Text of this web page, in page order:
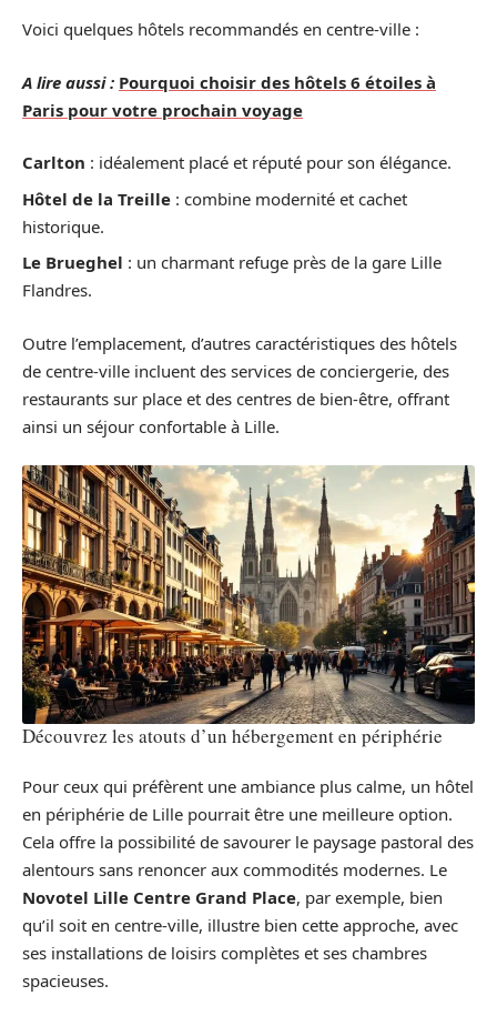
Voici quelques hôtels recommandés en centre-ville :
A lire aussi : Pourquoi choisir des hôtels 6 étoiles à
Paris pour votre prochain voyage
Carlton : idéalement placé et réputé pour son élégance.
Hôtel de la Treille : combine modernité et cachet
historique.
Le Brueghel : un charmant refuge près de la gare Lille
Flandres.
Outre l’emplacement, d’autres caractéristiques des hôtels
de centre-ville incluent des services de conciergerie, des
restaurants sur place et des centres de bien-être, offrant
ainsi un séjour confortable à Lille.
Découvrez les atouts d’un hébergement en périphérie
Pour ceux qui préfèrent une ambiance plus calme, un hôtel
en périphérie de Lille pourrait être une meilleure option.
Cela offre la possibilité de savourer le paysage pastoral des
alentours sans renoncer aux commodités modernes. Le
Novotel Lille Centre Grand Place, par exemple, bien
qu’il soit en centre-ville, illustre bien cette approche, avec
ses installations de loisirs complètes et ses chambres
spacieuses.